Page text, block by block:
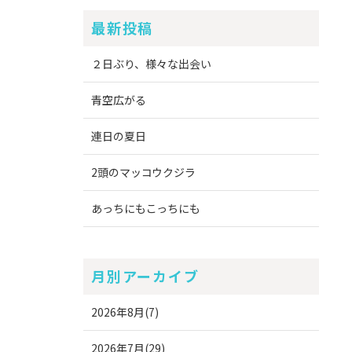
最新投稿
２日ぶり、様々な出会い
青空広がる
連日の夏日
2頭のマッコウクジラ
あっちにもこっちにも
月別アーカイブ
2026年8月(7)
2026年7月(29)